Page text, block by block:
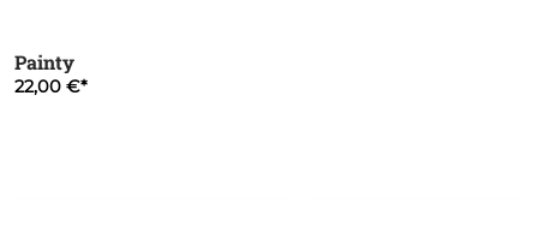
Painty
22,00 €